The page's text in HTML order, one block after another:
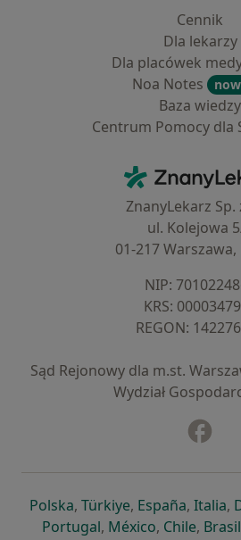
Cennik
Dla lekarzy
Dla placówek
Noa Notes
Baza wiedzy
Centrum Pomocy dla
ZnanyLekarz Sp.
ul. Kolejowa
01-217 Warszawa,
NIP:
KRS:
REGON:
Sąd Rejonowy dla m.st.
Wydział
Polskaotwiera się w nowej
, Türkiyeotwiera się w
, Españaotwiera
, Italia,
Portugalotwiera się w nowej
, Méxicootwiera się
, Chile, Brasil